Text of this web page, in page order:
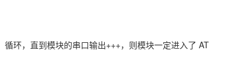
环，直到模块的串口输出+++，则模块一定进入了 AT